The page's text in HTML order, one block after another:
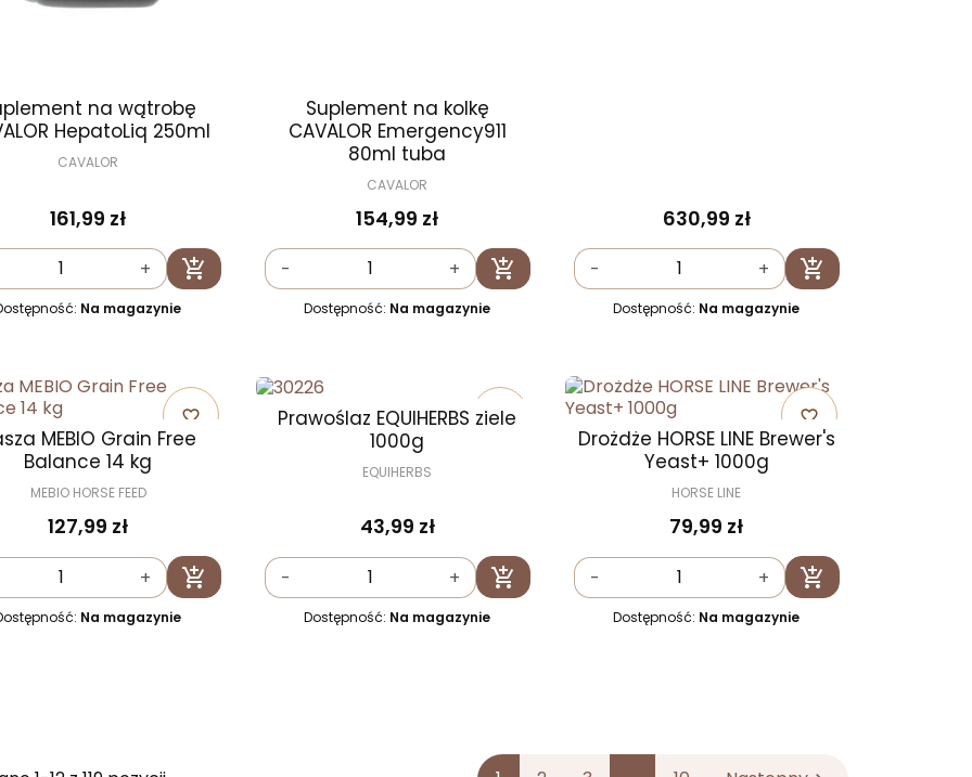
na wątrobę
HepatoLiq 250ml
CAVALOR
161,99 zł
+ 
Dodaj do koszyka
Na magazynie
Suplement na kolkę
CAVALOR Emergency911
80ml tuba
CAVALOR
154,99 zł
- + 
Dodaj do koszyka
Dostępność: Na magazynie
630,99 zł
- + 
Dodaj do koszyka
Dostępność: Na magazynie
favorite_border
MEBIO Grain Free
Balance 14 kg
MEBIO HORSE FEED
127,99 zł
+ 
Dodaj do koszyka
Na magazynie
favorite_border
Prawoślaz EQUIHERBS ziele
1000g
EQUIHERBS
43,99 zł
- + 
Dodaj do koszyka
Dostępność: Na magazynie
favorite_border
Drożdże HORSE LINE Brewer's
Yeast+ 1000g
HORSE LINE
79,99 zł
- + 
Dodaj do koszyka
Dostępność: Na magazynie